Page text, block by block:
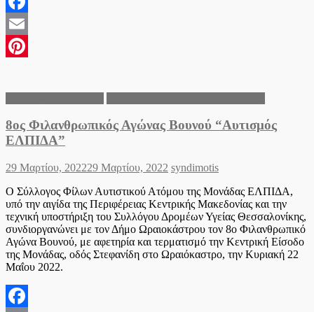
Facebook
Email
8ος Φιλανθρωπικός Αγώνας Βουνού “Αυτισμός
ΕΛΠΙΔΑ”
Posted
29 Μαρτίου, 202229 Μαρτίου, 2022 Author
syndimotis
Ο Σύλλογος Φίλων Αυτιστικού Ατόμου της Μονάδας ΕΛΠΙΔΑ,
υπό την αιγίδα της Περιφέρειας Κεντρικής Μακεδονίας και την
τεχνική υποστήριξη του Συλλόγου Δρομέων Υγείας Θεσσαλονίκης,
συνδιοργανώνει με τον Δήμο Ωραιοκάστρου τον 8ο Φιλανθρωπικό
Αγώνα Βουνού, με αφετηρία και τερματισμό την Κεντρική Είσοδο
της Μονάδας, οδός Στεφανίδη στο Ωραιόκαστρο, την Κυριακή 22
Μαΐου 2022.